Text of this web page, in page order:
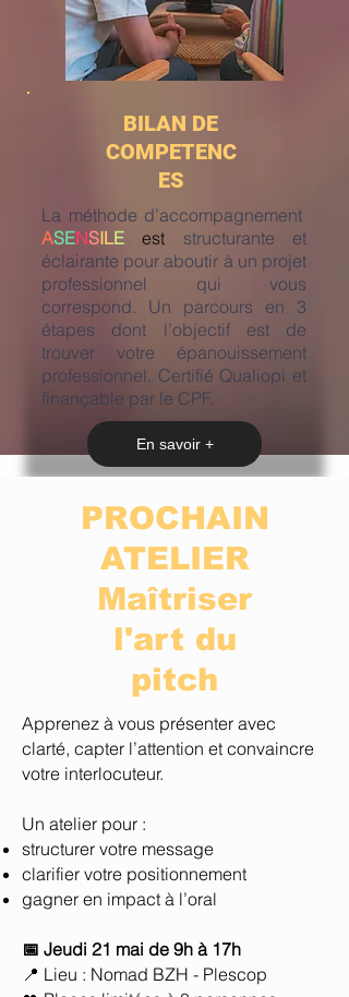
BILAN DE
COMPETENC
ES
La méthode d’accompagnement
ASENSILE est
structurante et
éclairante pour aboutir à un projet
professionnel qui vous
correspond. Un parcours en 3
étapes dont l’objectif est de
trouver votre épanouissement
professionnel. Certifié Qualiopi et
finançable par le CPF.
En savoir +
PROCHAIN
ATELIER
Maîtriser
l'art du
pitch
Apprenez à vous présenter avec
clarté, capter l’attention et convaincre
votre interlocuteur.
Un atelier pour :
structurer votre message
clarifier votre positionnement
gagner en impact à l’oral
📅 Jeudi 21 mai de 9h à 17h
📍 Lieu : Nomad BZH - Plescop